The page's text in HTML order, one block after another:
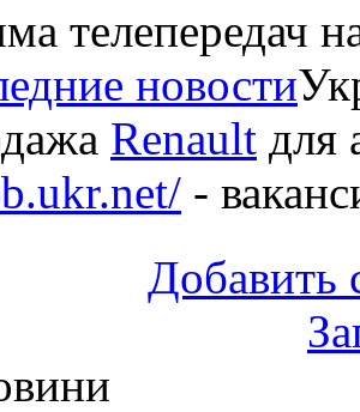
телепередач
новости
Renault для
-
Добавить